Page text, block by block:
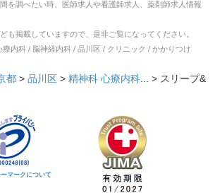
を調べたい時、医師求人や看護師求人、薬剤師求人情報
も掲載していますので、是非ご覧になってください。
療内科 / 脳神経内科 / 品川区 / クリニック / かかりつけ
都 > 品川区 > 精神科 心療内科... > スリープ&
マークについて